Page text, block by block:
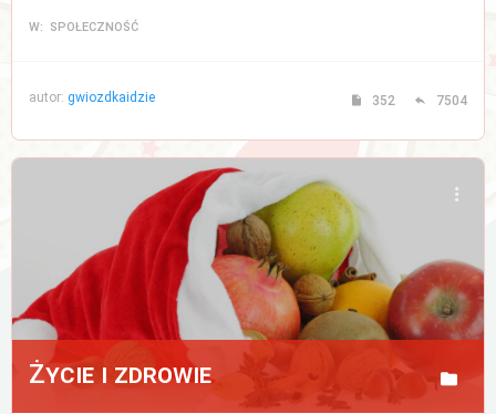
W: SPOŁECZNOŚĆ
autor: gwiozdkaidzie 352 7504
Życie i zdrowie